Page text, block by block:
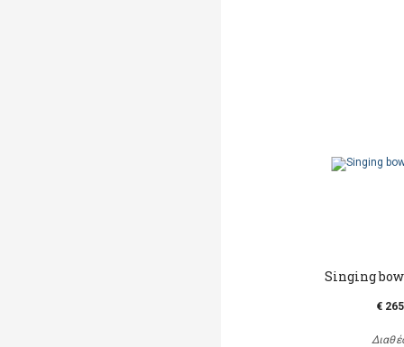
Singing
€